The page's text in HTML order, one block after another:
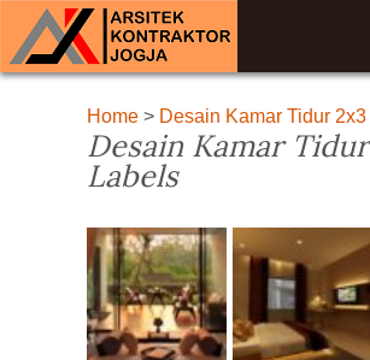
Home> Desain Kamar Tidur
Desain Kamar
Labels